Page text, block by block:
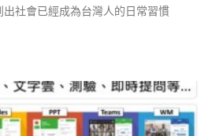
社會已經成為台灣人的日常習慣